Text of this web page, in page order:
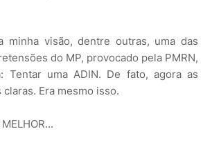
minha visão, dentre outras, uma das
do MP, provocado pela PMRN,
Tentar uma ADIN. De fato, agora as
Era mesmo isso.
MELHOR...